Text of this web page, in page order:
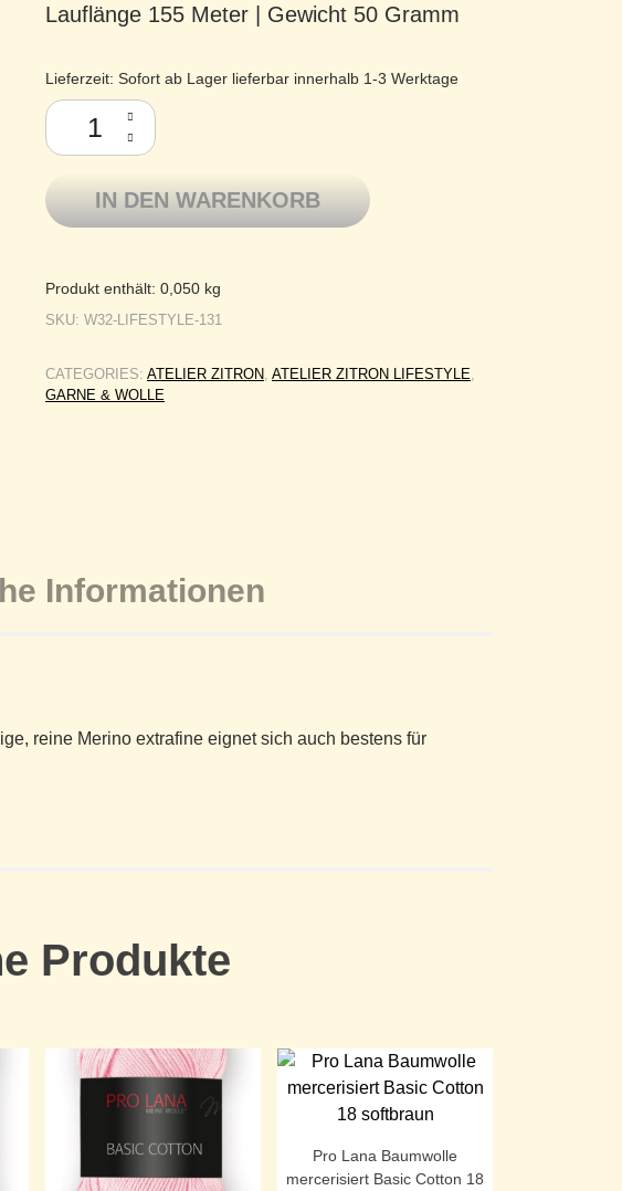
Lauflänge 155 Meter | Gewicht 50 Gramm
Lieferzeit: Sofort ab Lager lieferbar innerhalb 1-3 Werktage
Atelier Zitron Merino extrafine Ganzjahresgarn Lifestyle 131 kiwi grün
IN DEN WARENKORB
Produkt enthält: 0,050 kg
SKU: W32-LIFESTYLE-131
CATEGORIES: ATELIER ZITRON ATELIER ZITRON LIFESTYLE
GARNE & WOLLE
Informationen
reine Merino extrafine eignet sich auch bestens für
Produkte
Pro Lana Baumwolle
mercerisiert Basic Cotton 18